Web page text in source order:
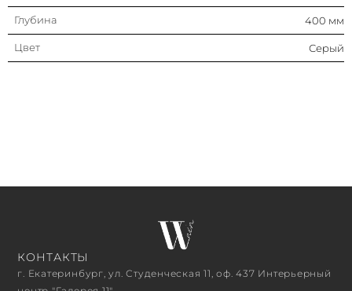
Глубина 400 мм
Цвет Серый
КОНТАКТЫ
г. Екатеринбург, ул. Студенческая 11, оф. 437 Интерьерный